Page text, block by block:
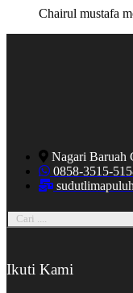
Chairul mustafa
Nagari Baruah
0858-3515-
Ikuti Kami